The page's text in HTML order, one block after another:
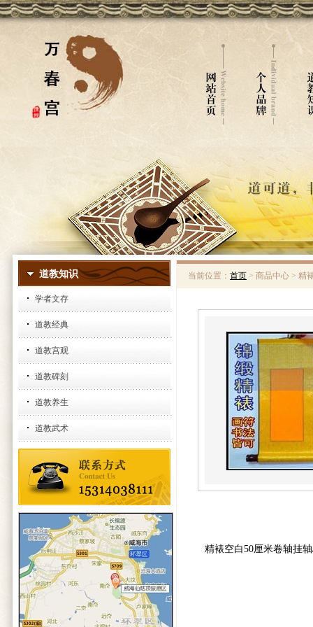
道教知识
学者文存
道教经典
道教宫观
道教碑刻
道教养生
道教武术
当前位置： 首页 > 商品中心 > 精
精裱空白50厘米卷轴挂